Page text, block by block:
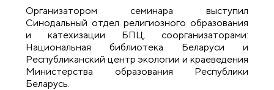
Организатором семинара выступил
Синодальный отдел религиозного образования
и катехизации БПЦ, соорганизаторами:
Национальная библиотека Беларуси и
Республиканский центр экологии и краеведения
Министерства образования Республики
Беларусь.